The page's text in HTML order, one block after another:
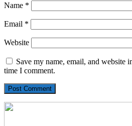
Name *
Email *
Website
Save my name, email, and website
time I comment.